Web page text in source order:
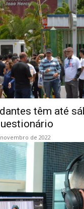
têm até
de 2022